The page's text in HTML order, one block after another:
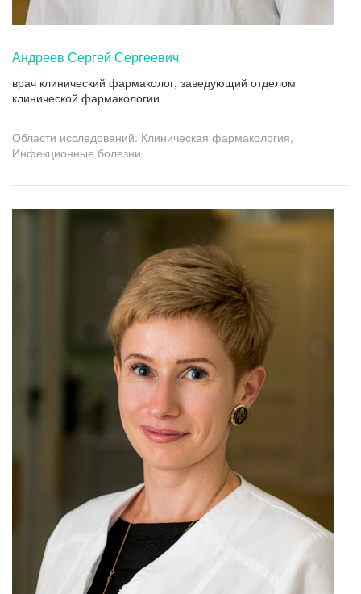
Андреев Сергей Сергеевич
врач клинический фармаколог, заведующий отделом
клинической фармакологии
Области исследований: Клиническая фармакология,
Инфекционные болезни